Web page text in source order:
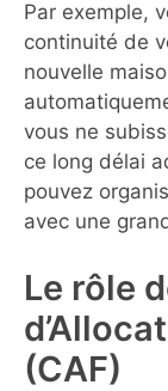
Par exemple,
continuité de
nouvelle
vous ne
ce long délai
pouvez
avec une
Le rôle
(CAF)